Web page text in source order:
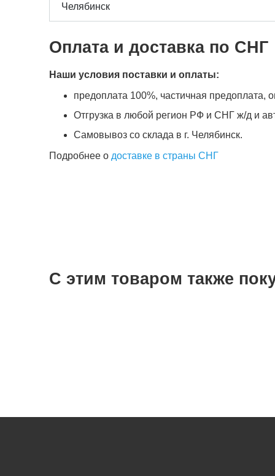
Оплата и доставка по СНГ
Наши условия поставки и оплаты:
предоплата 100%, частичная предоплата,
Отгрузка в любой регион РФ и СНГ ж/д и
Самовывоз со склада в г. Челябинск.
Подробнее о доставке в страны СНГ
С этим товаром также